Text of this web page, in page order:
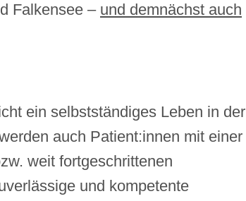
Falkensee – und demnächst auch
ein selbstständiges Leben in der
auch Patient:innen mit einer
weit fortgeschrittenen
und kompetente